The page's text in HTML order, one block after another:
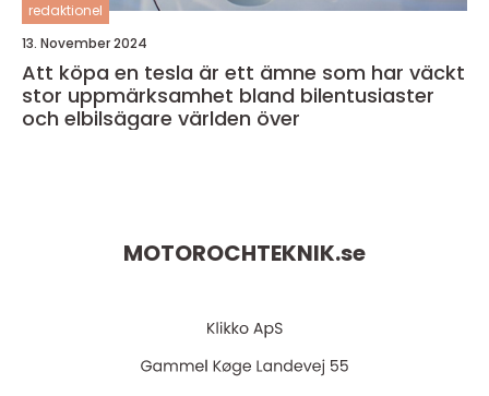
redaktionel
13. November 2024
Att köpa en tesla är ett ämne som har väckt
stor uppmärksamhet bland bilentusiaster
och elbilsägare världen över
MOTOROCHTEKNIK.se